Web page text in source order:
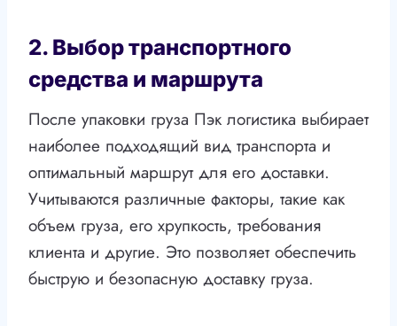
2. Выбор транспортного
средства и маршрута
После упаковки груза Пэк логистика выбирает
наиболее подходящий вид транспорта и
оптимальный маршрут для его доставки.
Учитываются различные факторы, такие как
объем груза, его хрупкость, требования
клиента и другие. Это позволяет обеспечить
быструю и безопасную доставку груза.